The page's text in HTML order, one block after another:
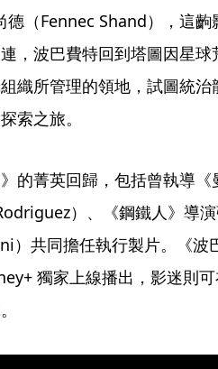
德（Fennec Shand），這齣
，波巴費特回到塔圖因星球
織所管理的領地，試圖統治
索之旅。
的菁英回歸，包括曾執導《
）、《鋼鐵人》導
共同擔任執行製片。《波
獨家上線播出，影迷則